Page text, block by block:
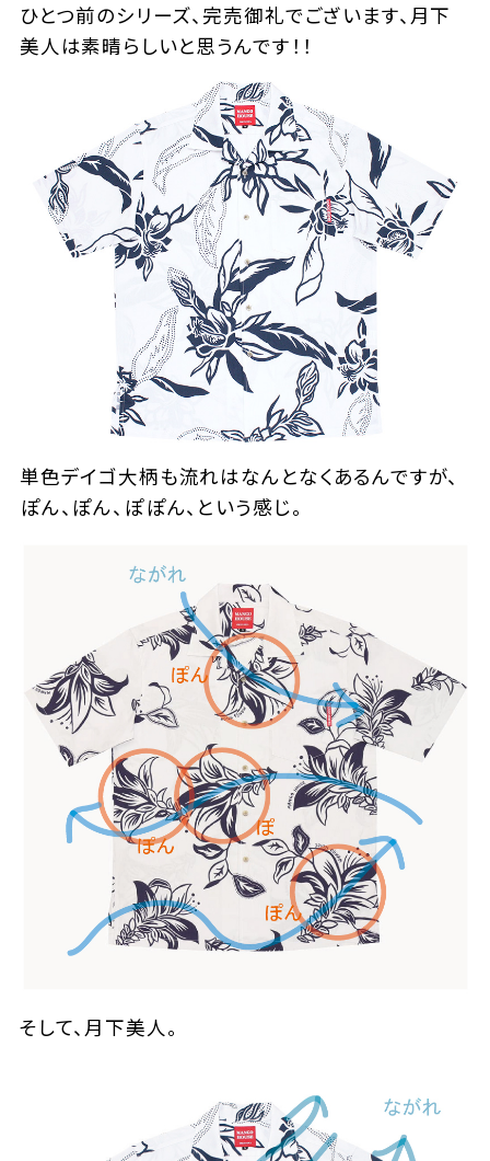
ひとつ前のシリーズ、完売御礼でございます、月下
美人は素晴らしいと思うんです！！
単色デイゴ大柄も流れはなんとなくあるんですが、
ぽん、ぽん、ぽぽん、という感じ。
そして、月下美人。